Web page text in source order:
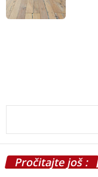
Pročitajte još :